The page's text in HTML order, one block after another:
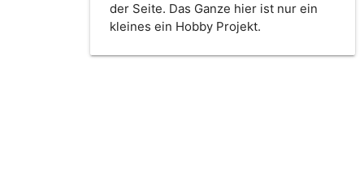
der Seite. Das Ganze hier ist nur ein
kleines ein Hobby Projekt.